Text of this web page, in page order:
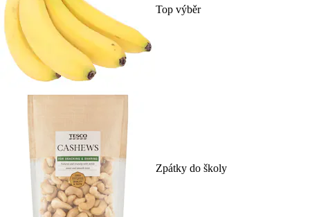
Top výběr
Zpátky do školy